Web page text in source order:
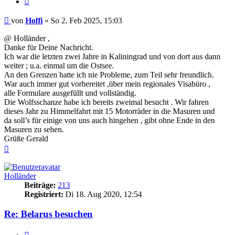
Beitrag
von Hoffi » So 2. Feb 2025, 15:03
@ Holländer ,
Danke für Deine Nachricht.
Ich war die letzten zwei Jahre in Kaliningrad und von dort aus dann
weiter ; u.a. einmal um die Ostsee.
An den Grenzen hatte ich nie Probleme, zum Teil sehr freundlich.
War auch immer gut vorbereitet ,über mein regionales Visabüro ,
alle Formulare ausgefüllt und vollständig.
Die Wolfsschanze habe ich bereits zweimal besucht . Wir fahren
dieses Jahr zu Himmelfahrt mit 15 Motorräder in die Masuren und
da soll’s für einige von uns auch hingehen , gibt ohne Ende in den
Masuren zu sehen.
Grüße Gerald
Holländer
Beiträge: 213
Registriert: Di 18. Aug 2020, 12:54
Re: Belarus besuchen